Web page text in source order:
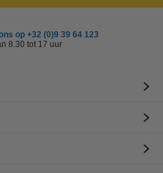
op +32 (0)9 39 64 123
8.30 tot 17 uur